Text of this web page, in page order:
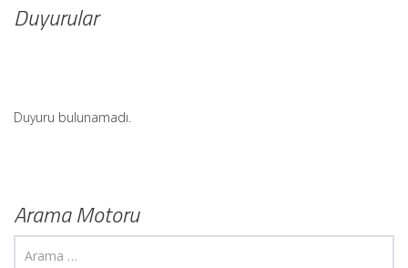
Duyurular
Duyuru bulunamadı.
Arama Motoru